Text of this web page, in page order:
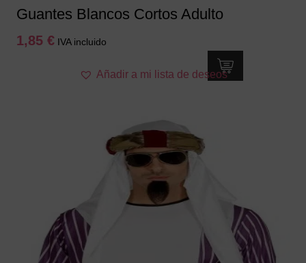
Guantes Blancos Cortos Adulto
1,85 € IVA incluido
Añadir a mi lista de deseos